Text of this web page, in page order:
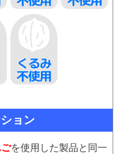
ョン
を使用した製品と同一